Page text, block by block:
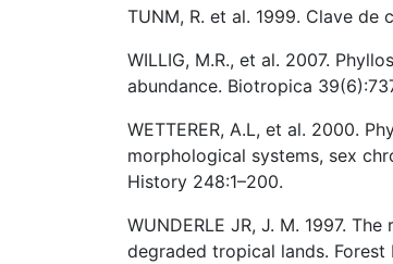
TUNM, R. et al. 1999. Clave de
WILLIG, M.R., et al. 2007.
abundance. Biotropica
WETTERER, A.L, et al. 2000.
morphological systems, sex
History 248:1–200.
WUNDERLE JR, J. M. 1997.
degraded tropical lands.